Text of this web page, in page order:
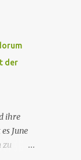
das
Gut
der
der
ihre
June
zu